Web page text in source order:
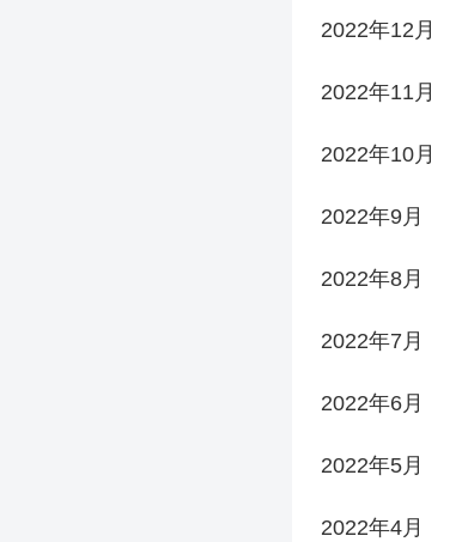
2022年12月
2022年11月
2022年10月
2022年9月
2022年8月
2022年7月
2022年6月
2022年5月
2022年4月